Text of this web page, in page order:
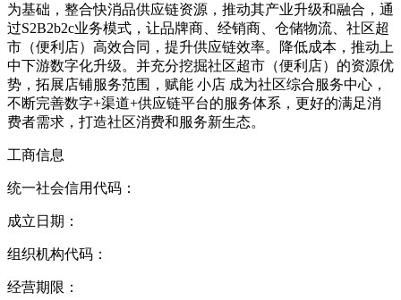
为基础，整合快消品供应链资源，推动其产业升级和融合，通
过S2B2b2c业务模式，让品牌商、经销商、仓储物流、社区超
市（便利店）高效合同，提升供应链效率。降低成本，推动上
中下游数字化升级。并充分挖掘社区超市（便利店）的资源优
势，拓展店铺服务范围，赋能 小店 成为社区综合服务中心，
不断完善数字+渠道+供应链平台的服务体系，更好的满足消
费者需求，打造社区消费和服务新生态。
工商信息
统一社会信用代码：
成立日期：
组织机构代码：
经营期限：